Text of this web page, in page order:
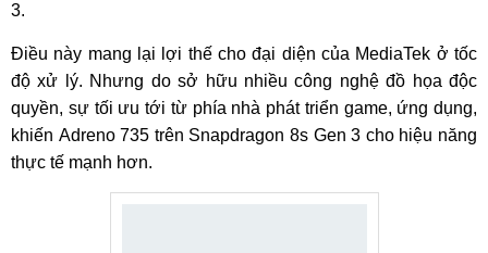
3.
Điều này mang lại lợi thế cho đại diện của MediaTek ở tốc
độ xử lý. Nhưng do sở hữu nhiều công nghệ đồ họa độc
quyền, sự tối ưu tới từ phía nhà phát triển game, ứng dụng,
khiến Adreno 735 trên Snapdragon 8s Gen 3 cho hiệu năng
thực tế mạnh hơn.